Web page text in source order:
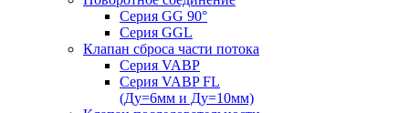
Серия GG 90°
Серия GGL
Клапан сброса части потока
Серия VABP
Серия VABP FL
(Ду=6мм и Ду=10мм)